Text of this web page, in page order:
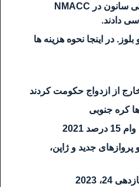
ICYMI، پریانکا چوپرا و کریتی سانون در NMACC
دادند.
در اینجا نحوه هزینه ها
از ازدواج حکومت کردند
پروازهای جدید و ژاپن،
2023